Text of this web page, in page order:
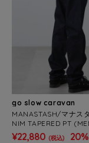
go slow caravan
MANASTASH/マナス
NIM TAPERED PT
¥22,880 (税込) 20%